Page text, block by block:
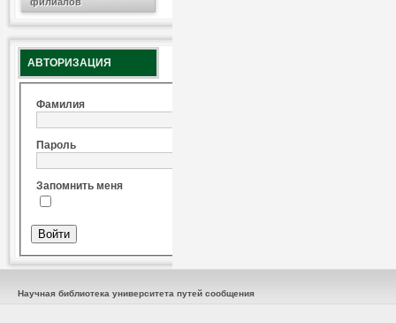
АВТОРИЗАЦИЯ
Фамилия
Пароль
Запомнить меня
Научная библиотека университета путей сообщения